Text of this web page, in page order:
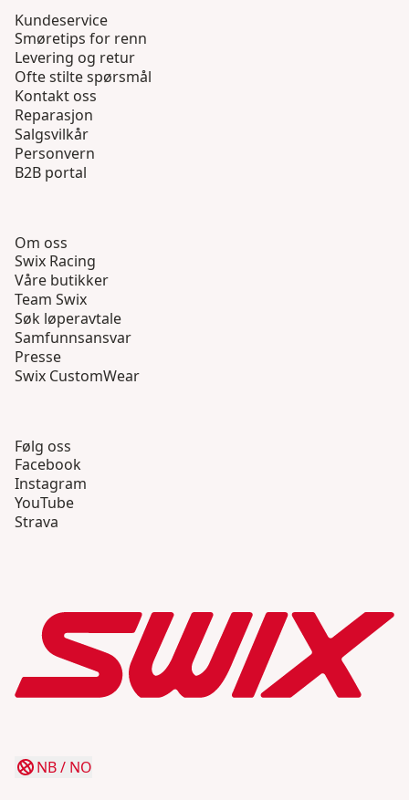
Kundeservice
Smøretips for renn
Levering og retur
Ofte stilte spørsmål
Kontakt oss
Reparasjon
Salgsvilkår
Personvern
B2B portal
Om oss
Swix Racing
Våre butikker
Team Swix
Søk løperavtale
Samfunnsansvar
Presse
Swix CustomWear
Følg oss
Facebook
Instagram
YouTube
Strava
NB/ NO